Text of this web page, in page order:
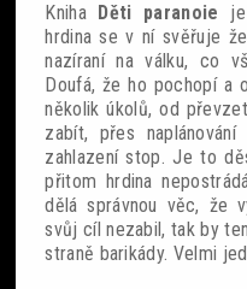
Kniha Děti paranoie
hrdina se v ní svěřuje
nazíraní na válku, co
Doufá, že ho pochopí a
několik úkolů, od
zabít, přes
zahlazení stop. Je to
přitom hrdina
dělá správnou věc, že
svůj cíl nezabil, tak by
straně barikády. Velmi